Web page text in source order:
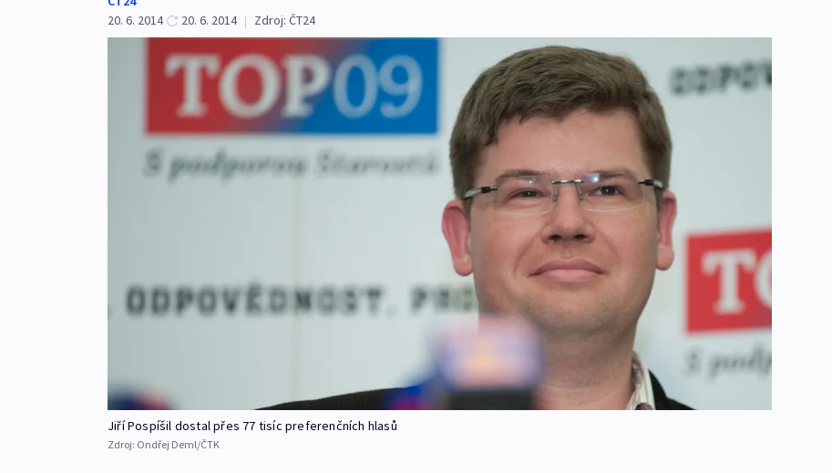
20. 6. 2014
20. 6. 2014 | Zdroj: ČT24
Jiří Pospíšil dostal přes 77 tisíc preferenčních hlasů
Zdroj: Ondřej Deml/ČTK